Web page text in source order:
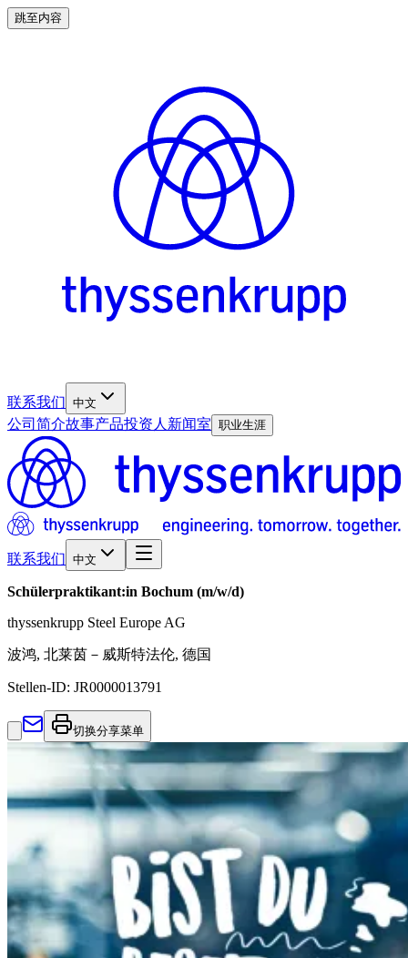
跳至内容
联系我们 中文
公司简介故事产品投资人 新闻室 职业生涯
联系我们 中文
Schülerpraktikant:in Bochum (m/w/d)
thyssenkrupp Steel Europe AG
波鸿, 北莱茵－威斯特法伦, 德国
Stellen-ID: JR0000013791
切换分享菜单